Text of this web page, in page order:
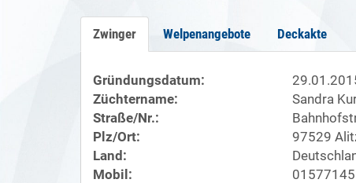
Zwinger Welpenangebote Deckakte
Gründungsdatum:
Züchtername:
Sandra
Straße/Nr.:
Plz/Ort:
97529
Land:
Mobil: